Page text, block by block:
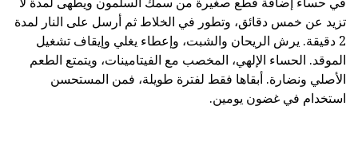
تزيد عن خمس دقائق، وتطور في الخلاط ثم أرسل على النار لمدة
2 دقيقة. يرش الريحان والشبت، وإعطاء يغلي وإيقاف تشغيل
الموقد. الحساء الإلهي، المخصب مع الفيتامينات، ويتمتع الطعم
الأصلي ونضارة. أبقاها فقط لفترة طويلة، فمن المستحسن
استخدام في غضون يومين.